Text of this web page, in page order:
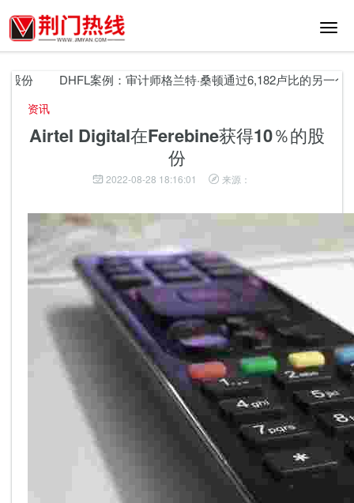
切
份 DHFL案例：审计师格兰特·桑顿通过6,182卢比的另一个欺
资讯
Airtel Digital在Ferebine获得10％的股
份
2022-08-28 18:16:01 来源：